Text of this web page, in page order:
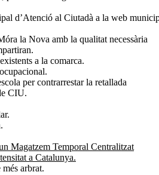
d’Atenció al Ciutadà a la web
la Nova amb la qualitat necessària
a la comarca.
per contrarrestar la retallada
CIU.
Magatzem Temporal Centralitzat
a Catalunya.
arbrat.